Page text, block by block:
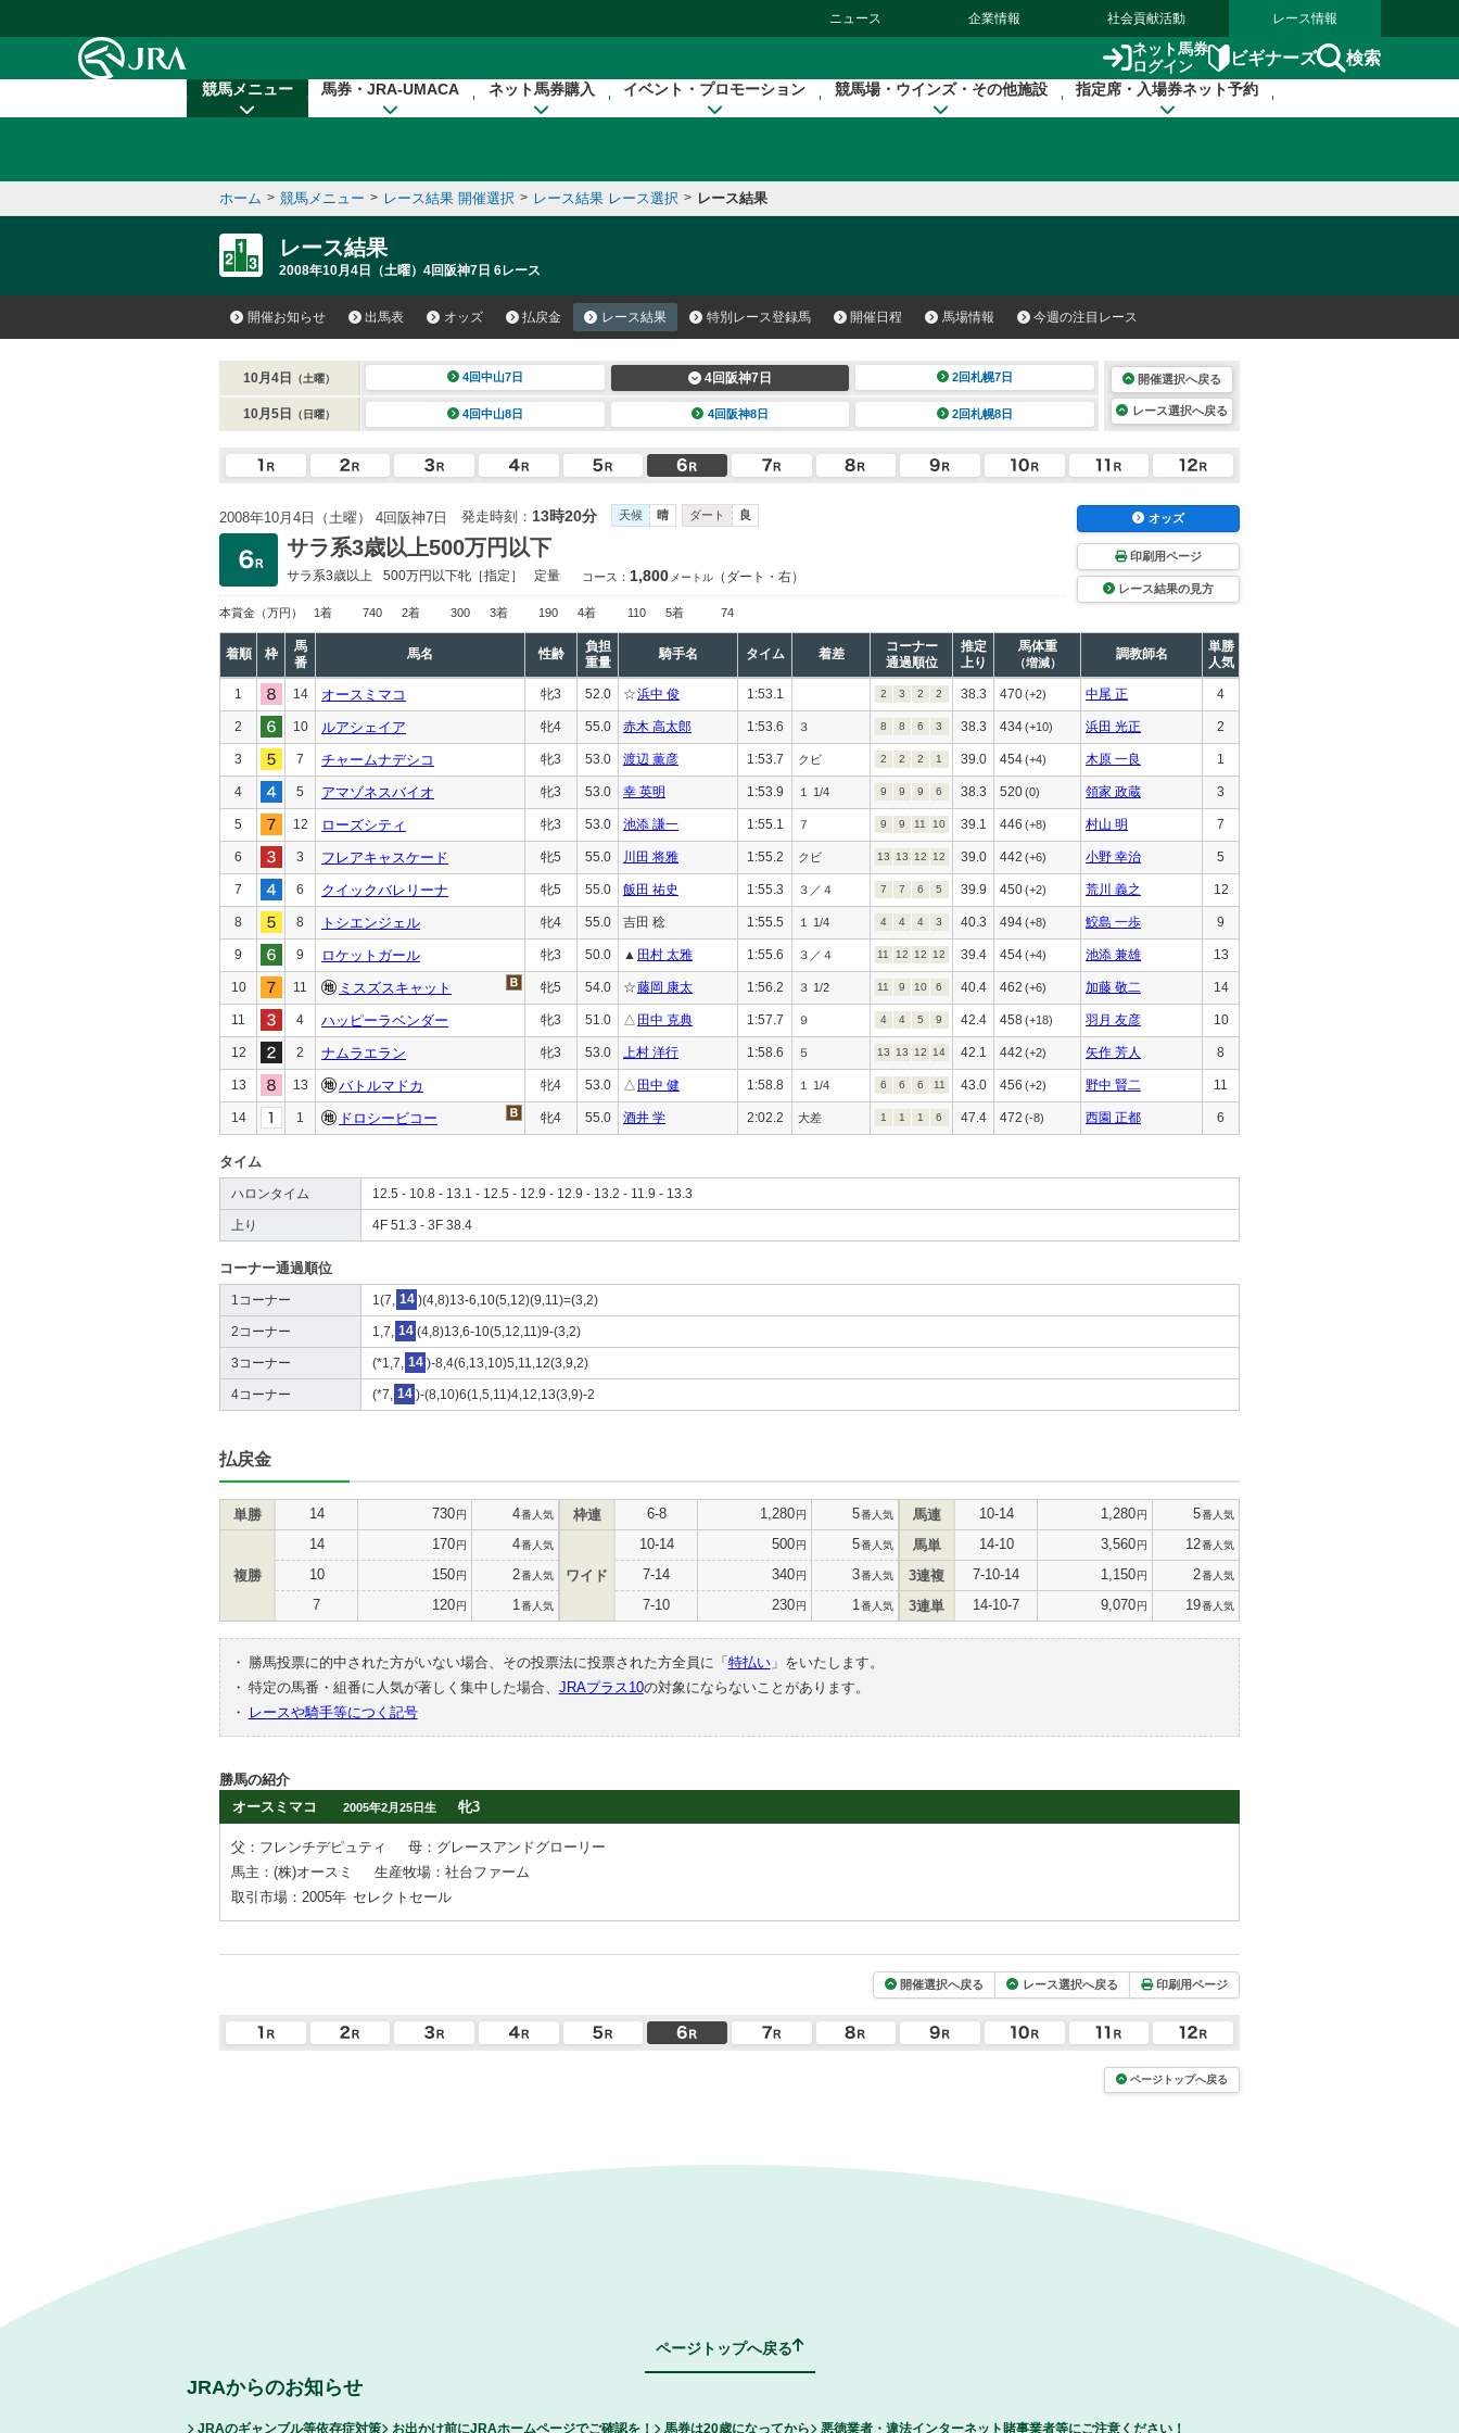
ニュース 企業情報 社会貢献活動 レース情報
ネット馬券
ログイン
ビギナーズ 検索
競馬メニュー 馬券・JRA-UMACA ネット馬券購入 イベント・プロモーション 競馬場・ウインズ・その他施設 指定席・入場券ネット予約
ホーム > 競馬メニュー > レース結果 開催選択 > レース結果 レース選択 > レース結果
レース結果
2008年10月4日（土曜）4回阪神7日 6レース
開催お知らせ 出馬表 オッズ 払戻金 レース結果 特別レース登録馬 開催日程 馬場情報 今週の注目レース
10月4日 （土曜） 4回中山7日 4回阪神7日 2回札幌7日
10月5日 （日曜） 4回中山8日 4回阪神8日 2回札幌8日
開催選択へ戻る
レース選択へ戻る
2008年10月4日（土曜） 4回阪神7日 発走時刻： 13時20分 天候 晴 ダート 良
サラ系3歳以上500万円以下
サラ系3歳以上 500万円以下牝［指定］ 定量 コース： 1,800 メートル （ダート・右）
本賞金 （万円） 1着 740 2着 300 3着 190 4着 110 5着 74
オッズ
印刷用ページ
レース結果の見方
着順 枠
馬
番
馬名 性齢
負担
重量
騎手名 タイム 着差
コーナー
通過順位
推定
上り
馬体重
（増減）
調教師名
単勝
人気
1 14 オースミマコ 牝3 52.0 ☆浜中 俊 1:53.1 2 3 2 2 38.3 470(+2) 中尾 正 4
2 10 ルアシェイア 牝4 55.0 赤木 高太郎 1:53.6 ３ 8 8 6 3 38.3 434(+10) 浜田 光正 2
3 7 チャームナデシコ 牝3 53.0 渡辺 薫彦 1:53.7 クビ 2 2 2 1 39.0 454(+4) 木原 一良 1
4 5 アマゾネスバイオ 牝3 53.0 幸 英明 1:53.9 １ 1/4 9 9 9 6 38.3 520(0) 領家 政蔵 3
5 12 ローズシティ 牝3 53.0 池添 謙一 1:55.1 ７ 9 9 11 10 39.1 446 (+8) 村山 明 7
6 3 フレアキャスケード 牝5 55.0 川田 将雅 1:55.2 クビ 13 13 12 12 39.0 442 (+6) 小野 幸治 5
7 6 クイックバレリーナ 牝5 55.0 飯田 祐史 1:55.3 ３／４ 7 7 6 5 39.9 450(+2) 荒川 義之 12
8 8 トシエンジェル 牝4 55.0 吉田 稔 1:55.5 １ 1/4 4 4 4 3 40.3 494(+8) 鮫島 一歩 9
9 9 ロケットガール 牝3 50.0 ▲ 田村 太雅 1:55.6 ３／４ 11 12 12 12 39.4 454(+4) 池添 兼雄 13
10 11 ミスズスキャット 牝5 54.0 ☆藤岡 康太 1:56.2 ３ 1/2 11 9 10 6 40.4 462 (+6) 加藤 敬二 14
11 4 ハッピーラベンダー 牝3 51.0 △ 田中 克典 1:57.7 ９ 4 4 5 9 42.4 458(+18) 羽月 友彦 10
12 2 ナムラエラン 牝3 53.0 上村 洋行 1:58.6 ５ 13 13 12 14 42.1 442 (+2) 矢作 芳人 8
13 13 バトルマドカ 牝4 53.0 △ 田中 健 1:58.8 １ 1/4 6 6 6 11 43.0 456 (+2) 野中 賢二 11
14 1 ドロシービコー 牝4 55.0 酒井 学 2:02.2 大差 1 1 1 6 47.4 472 (-8) 西園 正都 6
タイム
ハロンタイム 12.5 - 10.8 - 13.1 - 12.5 - 12.9 - 12.9 - 13.2 - 11.9 - 13.3
上り 4F 51.3 - 3F 38.4
コーナー通過順位
1コーナー 1(7, 14 )(4,8)13-6,10(5,12)(9,11)=(3,2)
2コーナー 1,7, 14 (4,8)13,6-10(5,12,11)9-(3,2)
3コーナー (*1,7, 14 )-8,4(6,13,10)5,11,12(3,9,2)
4コーナー (*7, 14 )-(8,10)6(1,5,11)4,12,13(3,9)-2
払戻金
単勝 14 730円 4番人気
複勝
14 170円 4番人気
10 150円 2番人気
7 120円 1 番人気
枠連 6-8 1,280円 5番人気
ワイド
10-14 500円 5番人気
7-14 340円 3番人気
7-10 230円 1 番人気
馬連 10-14 1,280円 5番人気
馬単 14-10 3,560円 12番人気
3連複 7-10-14 1,150円 2番人気
3連単 14-10-7 9,070円 19番人気
・ 勝馬投票に的中された方がいない場合、その投票法に投票された方全員に「 特払い」をいたします。
・ 特定の馬番・組番に人気が著しく集中した場合、 JRAプラス10の対象にならないことがあります。
・
レースや騎手等につく記号
勝馬の紹介
オースミマコ
2005年2月25日生 牝3
父：フレンチデピュティ
母：グレースアンドグローリー
馬主：(株)オースミ
生産牧場：社台ファーム
取引市場：2005年 セレクトセール
開催選択へ戻る レース選択へ戻る 印刷用ページ
ページトップへ戻る
ページトップへ戻る
JRAからのお知らせ
JRAのギャンブル等依存症対策 お出かけ前にJRAホームページでご確認を！ 馬券は20歳になってから 悪徳業者・違法インターネット賭事業者等にご注意ください！